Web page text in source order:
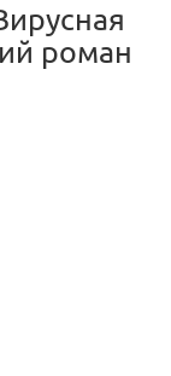
роман